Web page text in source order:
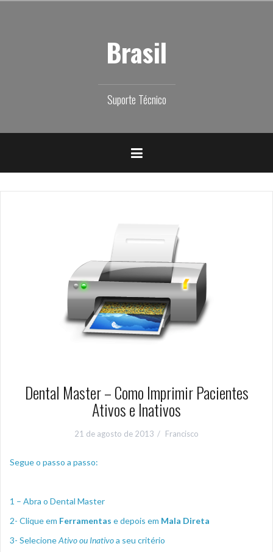
Brasil
Suporte Técnico
Dental Master – Como Imprimir Pacientes
Ativos e Inativos
21 de agosto de 2013 Francisco
Segue o passo a passo:
1 – Abra o Dental Master
2- Clique em Ferramentas e depois em Mala Direta
3- SelecioneAtivo ou Inativoa seu critério